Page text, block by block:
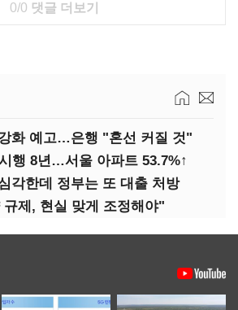
0/0 댓글 더보기
화 예고…은행 "혼선 커질 것"
행 8년…서울 아파트 53.7%↑
각한데 정부는 또 대출 처방
제, 현실 맞게 조정해야"